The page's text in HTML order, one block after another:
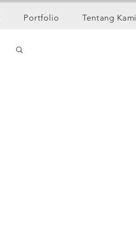
Portfolio Tentang Kami